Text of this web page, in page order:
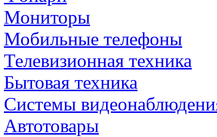
Мониторы
Мобильные телефоны
Телевизионная техника
Бытовая техника
Cистемы
Автотовары